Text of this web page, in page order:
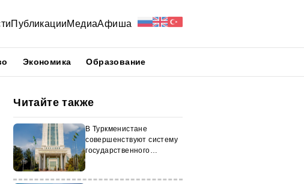
ПубликацииМедиаАфиша
Экономика Образование
Читайте также
В Туркменистане
совершенствуют систему
государственного